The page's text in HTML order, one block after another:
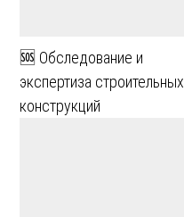
🆘 Обследование и
экспертиза строительных
конструкций